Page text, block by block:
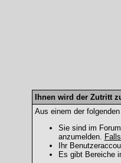
Ihnen wird der Zutritt
Aus einem der
Sie sind im
anzumelden.
Ihr
Es gibt Bereiche